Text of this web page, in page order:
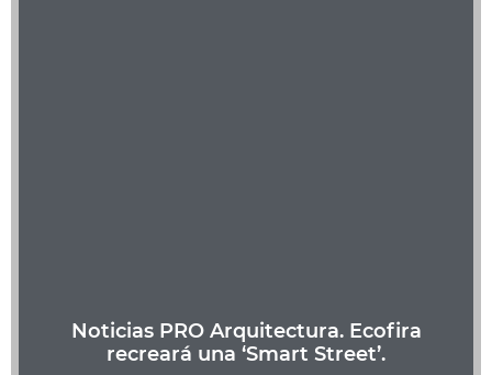
Noticias PRO Arquitectura. Ecofira
recreará una ‘Smart Street’.